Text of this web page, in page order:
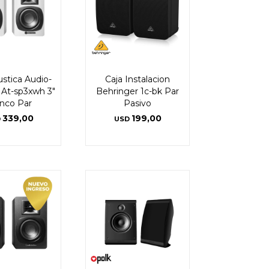
Audio-
sp3xwh 3"
Par
339,00
Caja Instalacion
Behringer 1c-bk Par
Pasivo
USD 199,00